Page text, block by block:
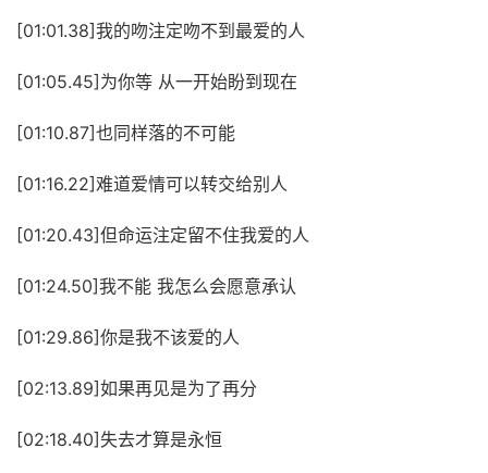
[01:01.38]我的吻注定吻不到最爱的人
[01:05.45]为你等 从一开始盼到现在
[01:10.87]也同样落的不可能
[01:16.22]难道爱情可以转交给别人
[01:20.43]但命运注定留不住我爱的人
[01:24.50]我不能 我怎么会愿意承认
[01:29.86]你是我不该爱的人
[02:13.89]如果再见是为了再分
[02:18.40]失去才算是永恒